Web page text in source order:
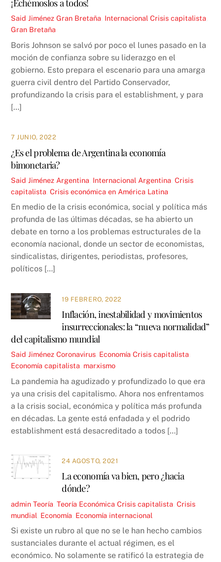
¡Echémoslos a todos!
Said Jiménez Gran Bretaña Internacional Crisis capitalista
Gran Bretaña
Boris Johnson se salvó por poco el lunes pasado en la
moción de confianza sobre su liderazgo en el
gobierno. Esto prepara el escenario para una amarga
guerra civil dentro del Partido Conservador,
profundizando la crisis para el establishment, y para
[…]
7 JUNIO, 2022
¿Es el problema de Argentina la economía
bimonetaria?
Said Jiménez Argentina Internacional Argentina ,Crisis
capitalista ,Crisis económica en América Latina
En medio de la crisis económica, social y política más
profunda de las últimas décadas, se ha abierto un
debate en torno a los problemas estructurales de la
economía nacional, donde un sector de economistas,
sindicalistas, dirigentes, periodistas, profesores,
políticos […]
19 FEBRERO, 2022
Inflación, inestabilidad y movimientos
insurreccionales: la “nueva normalidad”
del capitalismo mundial
Said Jiménez Coronavirus Economía Crisis capitalista
Economía capitalista marxismo
La pandemia ha agudizado y profundizado lo que era
ya una crisis del capitalismo. Ahora nos enfrentamos
a la crisis social, económica y política más profunda
en décadas. La gente está enfadada y el podrido
establishment está desacreditado a todos […]
24 AGOSTO, 2021
La economía va bien, pero ¿hacia
dónde?
admin Teoría ,Teoría Económica Crisis capitalista ,Crisis
mundial Economía Economía internacional
Si existe un rubro al que no se le han hecho cambios
sustanciales durante el actual régimen, es el
económico. No solamente se ratificó la estrategia de